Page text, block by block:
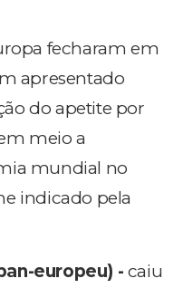
fecharam em
apresentado
do apetite por
meio a
mundial no
indicado pela
europeu) - caiu